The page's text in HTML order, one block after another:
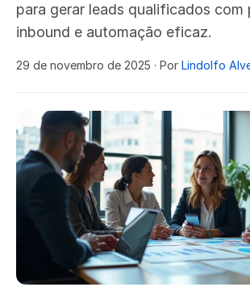
para gerar leads qualificados com
inbound e automação eficaz.
29 de novembro de 2025 · Por Lindolfo